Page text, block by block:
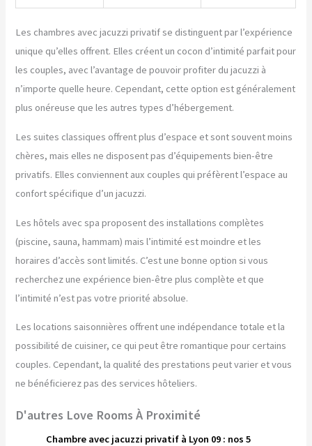
Les chambres avec jacuzzi privatif se distinguent par l’expérience
unique qu’elles offrent. Elles créent un cocon d’intimité parfait pour
les couples, avec l’avantage de pouvoir profiter du jacuzzi à
n’importe quelle heure. Cependant, cette option est généralement
plus onéreuse que les autres types d’hébergement.
Les suites classiques offrent plus d’espace et sont souvent moins
chères, mais elles ne disposent pas d’équipements bien-être
privatifs. Elles conviennent aux couples qui préfèrent l’espace au
confort spécifique d’un jacuzzi.
Les hôtels avec spa proposent des installations complètes
(piscine, sauna, hammam) mais l’intimité est moindre et les
horaires d’accès sont limités. C’est une bonne option si vous
recherchez une expérience bien-être plus complète et que
l’intimité n’est pas votre priorité absolue.
Les locations saisonnières offrent une indépendance totale et la
possibilité de cuisiner, ce qui peut être romantique pour certains
couples. Cependant, la qualité des prestations peut varier et vous
ne bénéficierez pas des services hôteliers.
D'autres Love Rooms À Proximité
Chambre avec jacuzzi privatif à Lyon 09 : nos 5